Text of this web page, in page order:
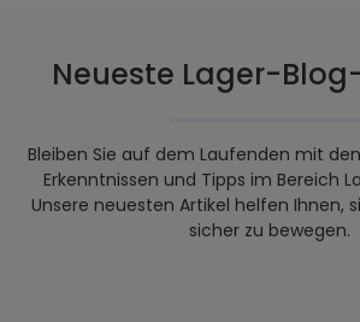
Neueste Lager-
Bleiben Sie auf dem Laufenden mit
Erkenntnissen und Tipps im Bereich
Unsere neuesten Artikel helfen Ihnen,
sicher zu bewegen.